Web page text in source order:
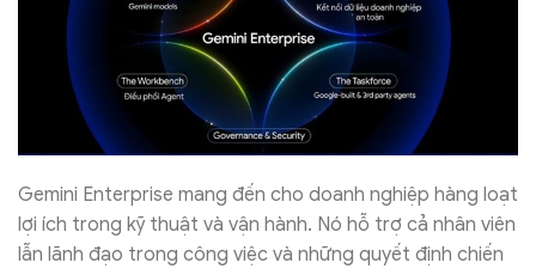
Gemini Enterprise mang đến cho doanh nghiệp hàng loạt
lợi ích trong kỹ thuật và vận hành. Nó hỗ trợ cả nhân viên
lẫn lãnh đạo trong công việc và những quyết định chiến